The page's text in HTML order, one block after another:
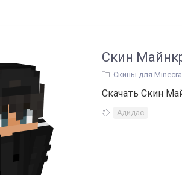
Скин
Скины для
Скачать Скин
Адидас